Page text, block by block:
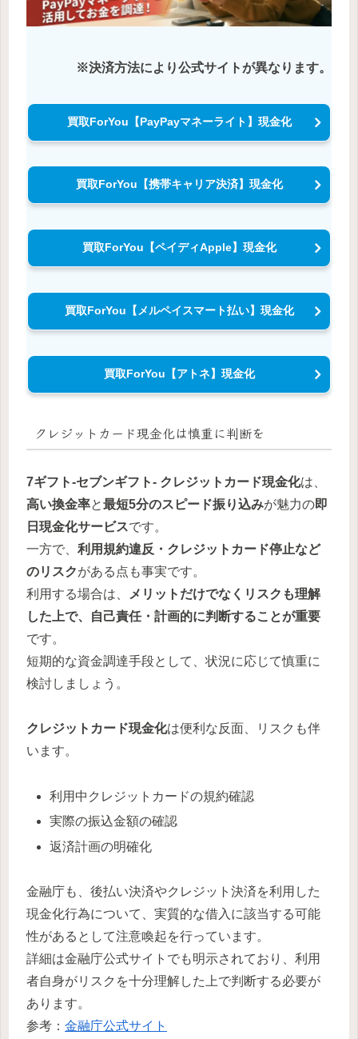
※決済方法により公式サイトが異なります。
買取ForYou【PayPayマネーライト】現金化
買取ForYou【携帯キャリア決済】現金化
買取ForYou【ペイディApple】現金化
買取ForYou【メルペイスマート払い】現金化
買取ForYou【アトネ】現金化
クレジットカード現金化は慎重に判断を
7ギフト-セブンギフト- クレジットカード現金化は、
高い換金率と最短5分のスピード振り込みが魅力の即
日現金化サービスです。
一方で、 利用規約違反・クレジットカード停止など
のリスクがある点も事実です。
利用する場合は、
メリットだけでなくリスクも理解
した上で、自己責任・計画的に判断することが重要
です。
短期的な資金調達手段として、状況に応じて慎重に
検討しましょう。
クレジットカード現金化は便利な反面、リスクも伴
います。
利用中クレジットカードの規約確認
実際の振込金額の確認
返済計画の明確化
金融庁も、後払い決済やクレジット決済を利用した
現金化行為について、実質的な借入に該当する可能
性があるとして注意喚起を行っています。
詳細は金融庁公式サイトでも明示されており、利用
者自身がリスクを十分理解した上で判断する必要が
あります。
参考： 金融庁公式サイト